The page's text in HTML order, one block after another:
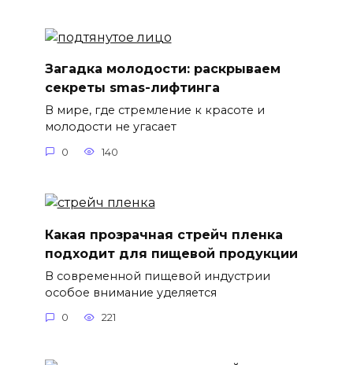
Загадка молодости: раскрываем
секреты smas-лифтинга
В мире, где стремление к красоте и
молодости не угасает
0 140
Какая прозрачная стрейч пленка
подходит для пищевой продукции
В современной пищевой индустрии
особое внимание уделяется
0 221